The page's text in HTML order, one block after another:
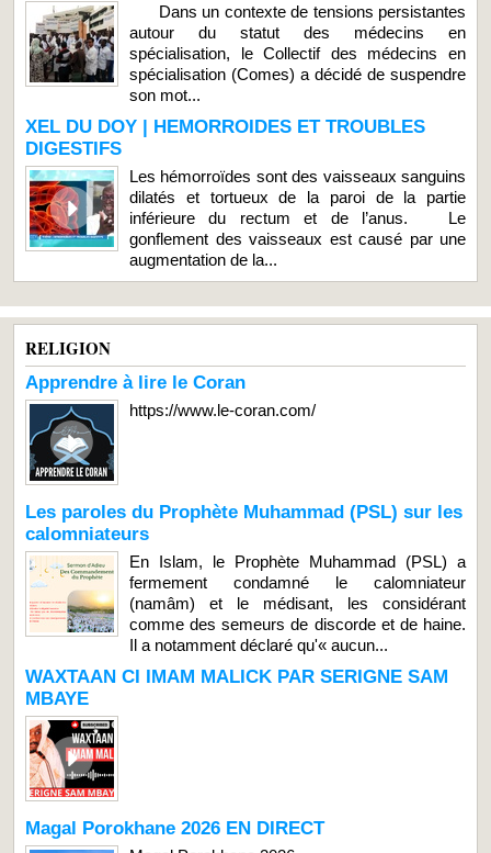
Dans un contexte de tensions persistantes
autour du statut des médecins en
spécialisation, le Collectif des médecins en
spécialisation (Comes) a décidé de suspendre
son mot...
XEL DU DOY | HEMORROIDES ET TROUBLES
DIGESTIFS
Les hémorroïdes sont des vaisseaux sanguins
dilatés et tortueux de la paroi de la partie
inférieure du rectum et de l’anus. Le
gonflement des vaisseaux est causé par une
augmentation de la...
RELIGION
Apprendre à lire le Coran
https://www.le-coran.com/
Les paroles du Prophète Muhammad (PSL) sur les
calomniateurs
En Islam, le Prophète Muhammad (PSL) a
fermement condamné le calomniateur
(namâm) et le médisant, les considérant
comme des semeurs de discorde et de haine.
Il a notamment déclaré qu'« aucun...
WAXTAAN CI IMAM MALICK PAR SERIGNE SAM
MBAYE
Magal Porokhane 2026 EN DIRECT